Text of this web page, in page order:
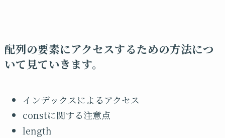
配列の要素にアクセスするための方法につ
いて見ていきます。
インデックスによるアクセス
constに関する注意点
length